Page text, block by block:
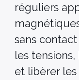
réguliers
sans contact
les
et libèrer